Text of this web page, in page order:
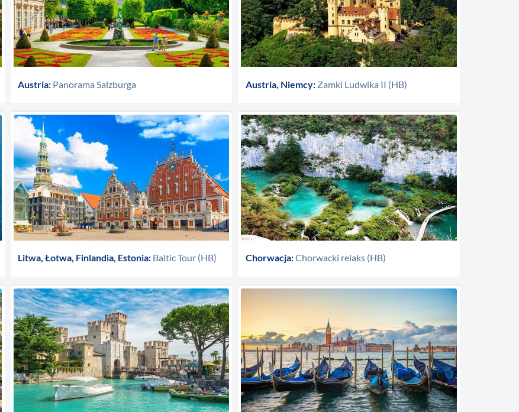
Austria: Panorama Salzburga Austria, Niemcy:Zamki Ludwika II (HB)
Litwa, Łotwa, Finlandia, Estonia: Baltic Tour (HB) Chorwacja:Chorwacki relaks (HB)